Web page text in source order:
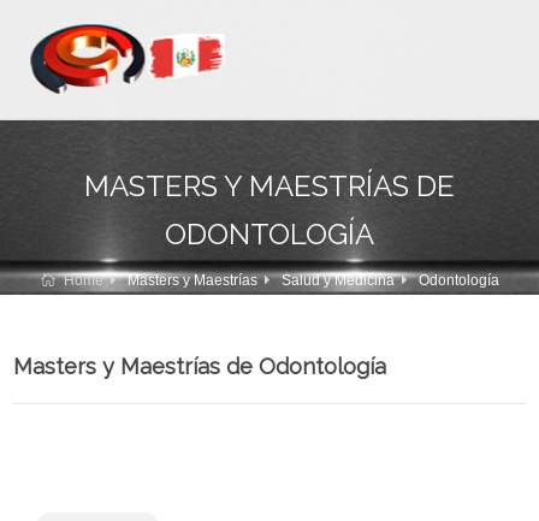
MASTERS Y MAESTRÍAS DE
ODONTOLOGÍA
Home Masters y Maestrías Salud y Medicina Odontología
Masters y Maestrías de Odontología